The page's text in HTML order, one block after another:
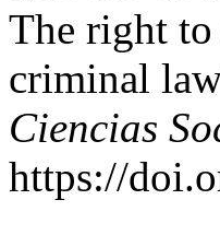
The right
criminal
Ciencias
https://